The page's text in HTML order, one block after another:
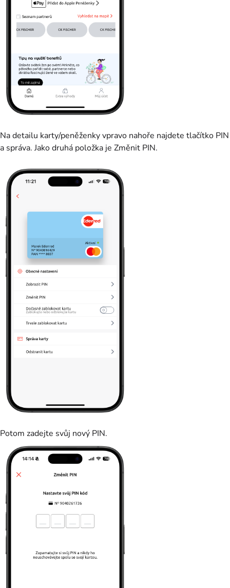
Na detailu karty/peněženky vpravo nahoře najdete tlačítko PIN
a správa. Jako druhá položka je Změnit PIN.
Potom zadejte svůj nový PIN.